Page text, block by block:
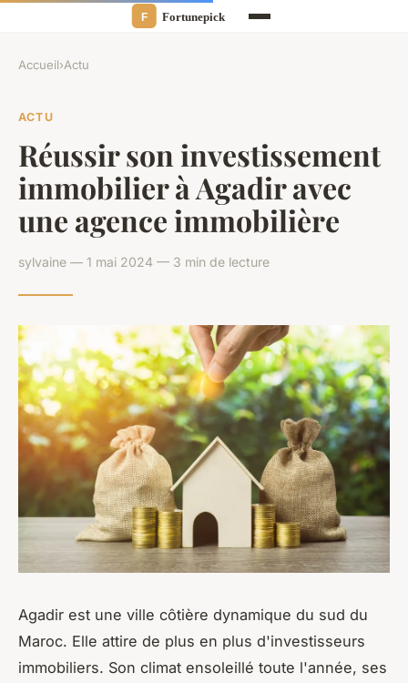
Accueil›Actu
ACTU
Réussir son investissement
immobilier à Agadir avec
une agence immobilière
sylvaine — 1 mai 2024 — 3 min de lecture
Agadir est une ville côtière dynamique du sud du
Maroc. Elle attire de plus en plus d'investisseurs
immobiliers. Son climat ensoleillé toute l'année, ses